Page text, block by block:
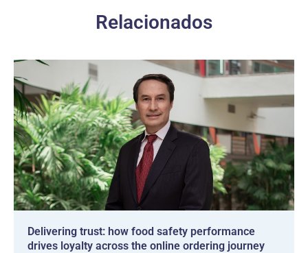
Relacionados
Delivering trust: how food safety performance
drives loyalty across the online ordering journey